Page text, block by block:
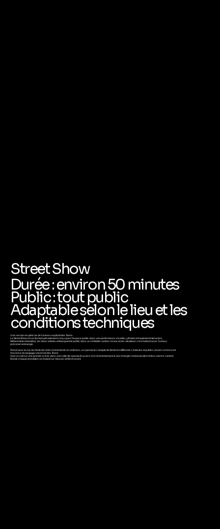
Street Show
Durée : environ 50 minutes
Public : tout public
Adaptable selon le lieu et les
conditions techniques
Une version en plein air de l’univers explosif des Toons.
Le Street Show est un format spécialement conçu pour l’espace public dans une performance visuelle, rythmée et hautement interactive.
Mêlant mime et beatbox, les deux artistes embarquent le public dans un véritable cartoon vivant, où les situations s’enchaînent avec humour,
précision et énergie.
Pensé pour la rue, les festivals et les événements en extérieur, ce spectacle s’adapte facilement à différents contextes et publics, tout en conservant
l’essence du langage universel des Toons.
Que ce soit sur une grande scène, dans une salle de spectacle ou lors d’un événement privé, leur énergie communicative et leur univers cartoon
font de chaque prestation un instant sur mesure, drôle et vivant.